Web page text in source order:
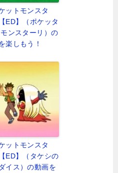
ットモンスタ
ED】（ポケッタ
ンスターリ）の
楽しもう！
ットモンスタ
ED】（タケシの
イス）の動画を